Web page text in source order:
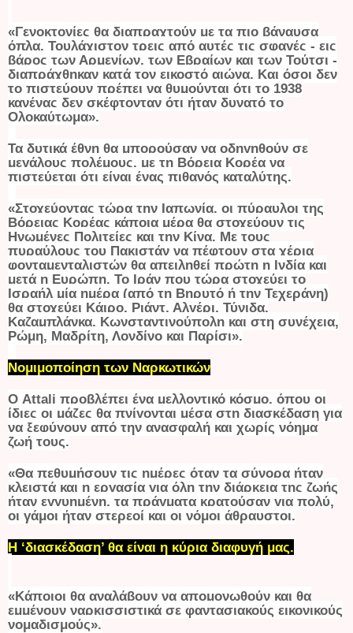
«Γενοκτονίες θα διαπραχτούν με τα πιο βάναυσα
όπλα. Τουλάχιστον τρεις από αυτές τις σφαγές - εις
βάρος των Αρμενίων, των Εβραίων και των Τούτσι -
διαπράχθηκαν κατά τον εικοστό αιώνα. Και όσοι δεν
το πιστεύουν πρέπει να θυμούνται ότι το 1938
κανένας δεν σκέφτονταν ότι ήταν δυνατό το
Ολοκαύτωμα».
Τα δυτικά έθνη θα μπορούσαν να οδηγηθούν σε
μεγάλους πολέμους, με τη Βόρεια Κορέα να
πιστεύεται ότι είναι ένας πιθανός καταλύτης.
«Στοχεύοντας τώρα την Ιαπωνία, οι πύραυλοι της
Βόρειας Κορέας κάποια μέρα θα στοχεύουν τις
Ηνωμένες Πολιτείες και την Κίνα. Με τους
πυραύλους του Πακιστάν να πέφτουν στα χέρια
φονταμενταλιστών θα απειληθεί πρώτη η Ινδία και
μετά η Ευρώπη. Το Ιράν που τώρα στοχεύει το
Ισραήλ μία ημέρα (από τη Βηρυτό ή την Τεχεράνη)
θα στοχεύει Κάιρο, Ριάντ, Αλγέρι, Τύνιδα,
Καζαμπλάνκα, Κωνσταντινούπολη και στη συνέχεια,
Ρώμη, Μαδρίτη, Λονδίνο και Παρίσι».
Νομιμοποίηση των Ναρκωτικών
Ο Attali προβλέπει ένα μελλοντικό κόσμο, όπου οι
ίδιες οι μάζες θα πνίγονται μέσα στη διασκέδαση για
να ξεφύγουν από την ανασφαλή και χωρίς νόημα
ζωή τους.
«Θα πεθυμήσουν τις ημέρες όταν τα σύνορα ήταν
κλειστά και η εργασία για όλη την διάρκεια της ζωής
ήταν εγγυημένη, τα πράγματα κρατούσαν για πολύ,
οι γάμοι ήταν στερεοί και οι νόμοι άθραυστοι.
Η ‘διασκέδαση’ θα είναι η κύρια διαφυγή μας.
«Κάποιοι θα αναλάβουν να απομονωθούν και θα
εμμένουν ναρκισσιστικά σε φαντασιακούς εικονικούς
νομαδισμούς».